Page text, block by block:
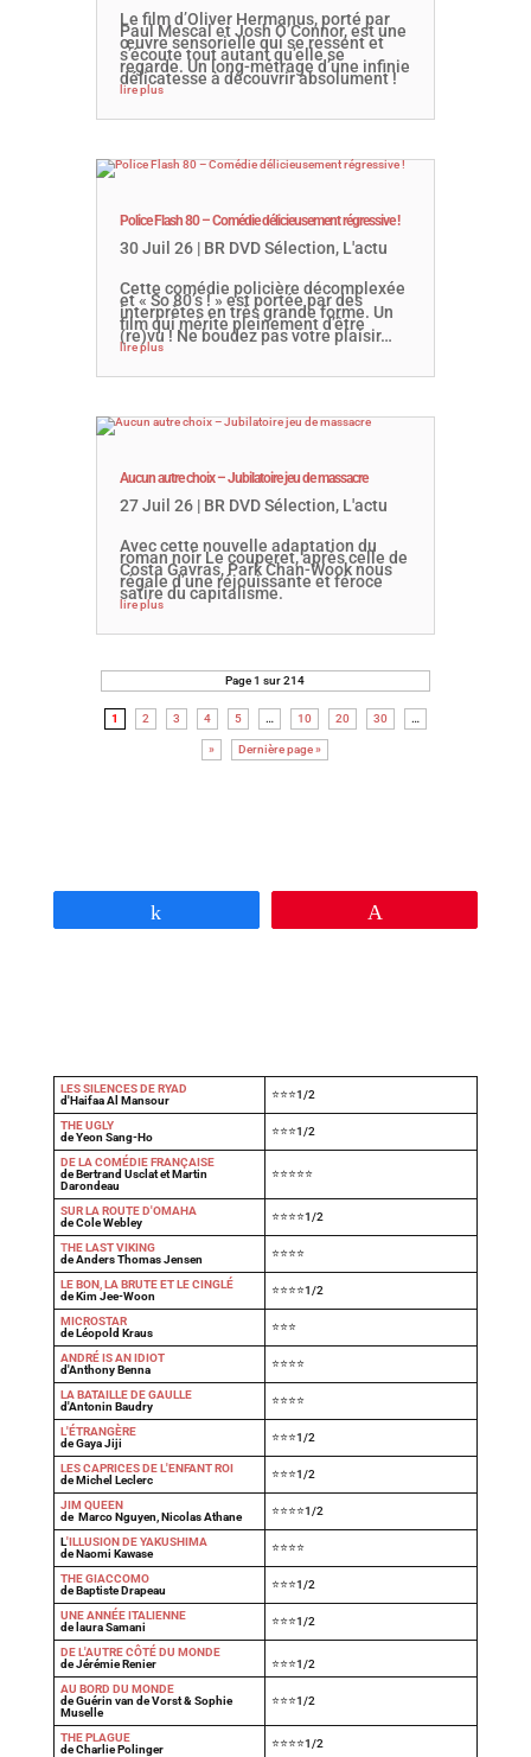
Le film d’Oliver Hermanus, porté par
Paul Mescal et Josh O’Connor, est une
œuvre sensorielle qui se ressent et
s’écoute tout autant qu’elle se
regarde. Un long-métrage d’une infinie
délicatesse à découvrir absolument !
lire plus
Police Flash 80 – Comédie délicieusement régressive !
30 Juil 26| BR DVD Sélection, L'actu
Cette comédie policière décomplexée
et « So 80’s ! » est portée par des
interprètes en très grande forme. Un
film qui mérite pleinement d’être
(re)vu ! Ne boudez pas votre plaisir…
lire plus
Aucun autre choix – Jubilatoire jeu de massacre
27 Juil 26| BR DVD Sélection, L'actu
Avec cette nouvelle adaptation du
roman noir Le couperet, après celle de
Costa Gavras, Park Chan-Wook nous
régale d’une réjouissante et féroce
satire du capitalisme.
lire plus
Page 1 sur 214
1 2 3 4 5 … 10 20 30 …
» Dernière page »
LES SILENCES DE RYAD
d'Haifaa Al Mansour
⭐⭐⭐1/2
THE UGLY
de Yeon Sang-Ho
⭐⭐⭐1/2
DE LA COMÉDIE FRANÇAISE
de Bertrand Usclat et Martin
Darondeau
⭐⭐⭐⭐⭐
SUR LA ROUTE D'OMAHA
de Cole Webley
⭐⭐⭐⭐1/2
THE LAST VIKING
de Anders Thomas Jensen
⭐⭐⭐⭐
LE BON, LA BRUTE ET LE CINGLÉ
de Kim Jee-Woon
⭐⭐⭐⭐1/2
MICROSTAR
de Léopold Kraus
⭐⭐⭐
ANDRÉ IS AN IDIOT
d'Anthony Benna
⭐⭐⭐⭐
LA BATAILLE DE GAULLE
d'Antonin Baudry
⭐⭐⭐⭐
L'ÉTRANGÈRE
de Gaya Jiji
⭐⭐⭐1/2
LES CAPRICES DE L'ENFANT ROI
de Michel Leclerc
⭐⭐⭐1/2
JIM QUEEN
de Marco Nguyen, Nicolas Athane
⭐⭐⭐⭐1/2
L'ILLUSION DE YAKUSHIMA
de Naomi Kawase
⭐⭐⭐⭐
THE GIACCOMO
de Baptiste Drapeau
⭐⭐⭐1/2
UNE ANNÉE ITALIENNE
de laura Samani
⭐⭐⭐1/2
DE L'AUTRE CÔTÉ DU MONDE
de Jérémie Renier
⭐⭐⭐1/2
AU BORD DU MONDE
de Guérin van de Vorst & Sophie
Muselle
⭐⭐⭐1/2
THE PLAGUE
de Charlie Polinger
⭐⭐⭐⭐1/2